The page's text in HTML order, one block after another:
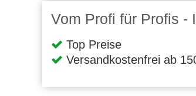
Vom Profi für Profis -
Top Preise
Versandkostenfrei ab